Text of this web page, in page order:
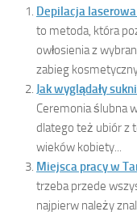
Depilacja
to metoda, która
owłosienia z
zabieg
Jak wyglądały
Ceremonia ślubna
dlatego też ubiór z
wieków kobiety...
Miejsca pracy w
trzeba przede
najpierw należy